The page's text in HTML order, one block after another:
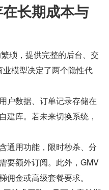
长期成本与
琐，提供完整的后台、交
模型决定了两个隐性代
户数据、订单记录存储在
建库。若未来切换系统，
通用功能，限时秒杀、分
要额外订阅。此外，GMV
佣金或高级套餐要求。